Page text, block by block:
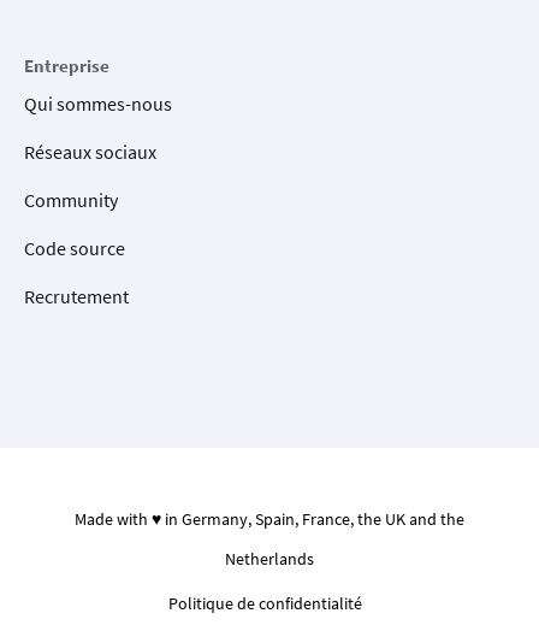
Entreprise
Qui sommes-nous
Réseaux sociaux
Community
Code source
Recrutement
Made with ♥ in Germany, Spain, France, the UK and the
Netherlands
Politique de confidentialité